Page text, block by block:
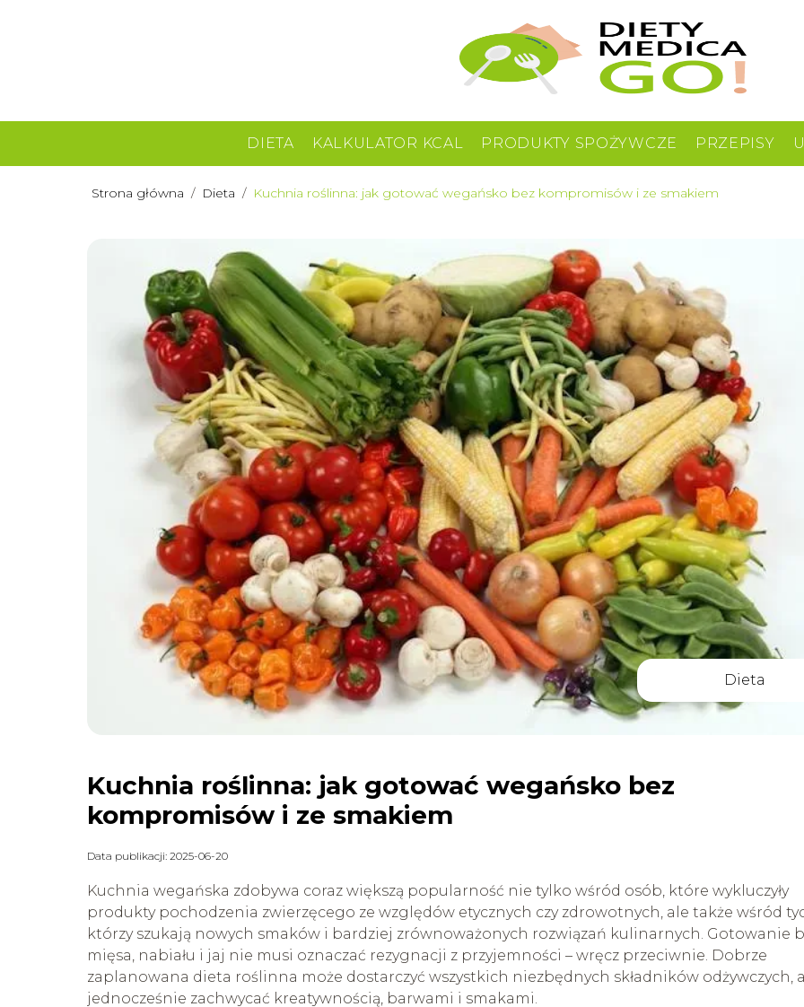
DIETA KALKULATOR KCAL PRODUKTY SPOŻYWCZE PRZEPISY
Strona główna / Dieta / Kuchnia roślinna: jak gotować wegańsko bez kompromisów i ze smakiem
Dieta
Kuchnia roślinna: jak gotować wegańsko bez
kompromisów i ze smakiem
Data publikacji: 2025-06-20
Kuchnia wegańska zdobywa coraz większą popularność nie tylko wśród osób, które wykluczyły
produkty pochodzenia zwierzęcego ze względów etycznych czy zdrowotnych, ale także wśród
którzy szukają nowych smaków i bardziej zrównoważonych rozwiązań kulinarnych. Gotowanie
mięsa, nabiału i jaj nie musi oznaczać rezygnacji z przyjemności – wręcz przeciwnie. Dobrze
zaplanowana dieta roślinna może dostarczyć wszystkich niezbędnych składników odżywczych, a
jednocześnie zachwycać kreatywnością, barwami i smakami.